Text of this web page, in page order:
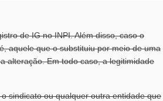
de IG no INPI. Além disso, caso o
aquele que o substituiu por meio de uma
alteração. Em todo caso, a legitimidade
sindicato ou qualquer outra entidade que